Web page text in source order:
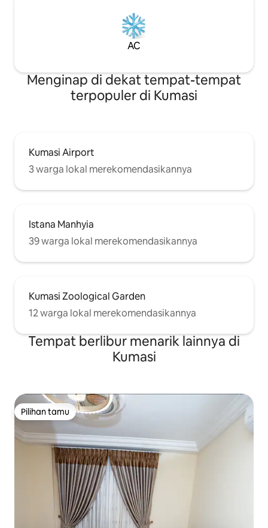
AC
Menginap di dekat tempat-tempat
terpopuler di Kumasi
Kumasi Airport
3 warga lokal merekomendasikannya
Istana Manhyia
39 warga lokal merekomendasikannya
Kumasi Zoological Garden
12 warga lokal merekomendasikannya
Tempat berlibur menarik lainnya di
Kumasi
Pilihan tamu
Pilihan tamu